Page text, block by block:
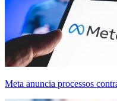
Meta anuncia processos